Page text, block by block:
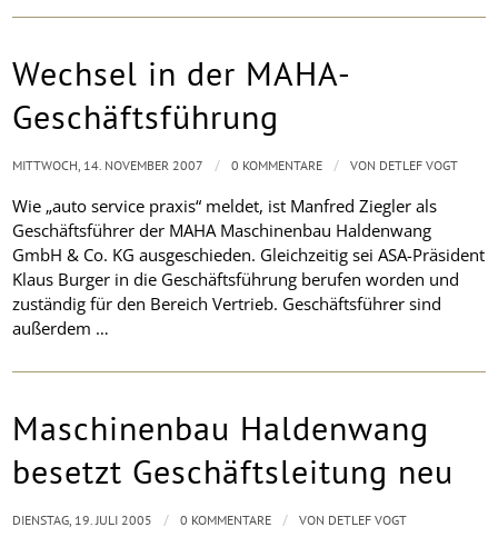
Wechsel in der MAHA-
Geschäftsführung
Wie „auto service praxis“ meldet, ist Manfred Ziegler als
Geschäftsführer der MAHA Maschinenbau Haldenwang
GmbH & Co. KG ausgeschieden. Gleichzeitig sei ASA-Präsident
Klaus Burger in die Geschäftsführung berufen worden und
zuständig für den Bereich Vertrieb. Geschäftsführer sind
außerdem …
MITTWOCH, 14. NOVEMBER 2007 / 0 KOMMENTARE / VON DETLEF VOGT
Maschinenbau Haldenwang
besetzt Geschäftsleitung neu
DIENSTAG, 19. JULI 2005 / 0 KOMMENTARE / VON DETLEF VOGT